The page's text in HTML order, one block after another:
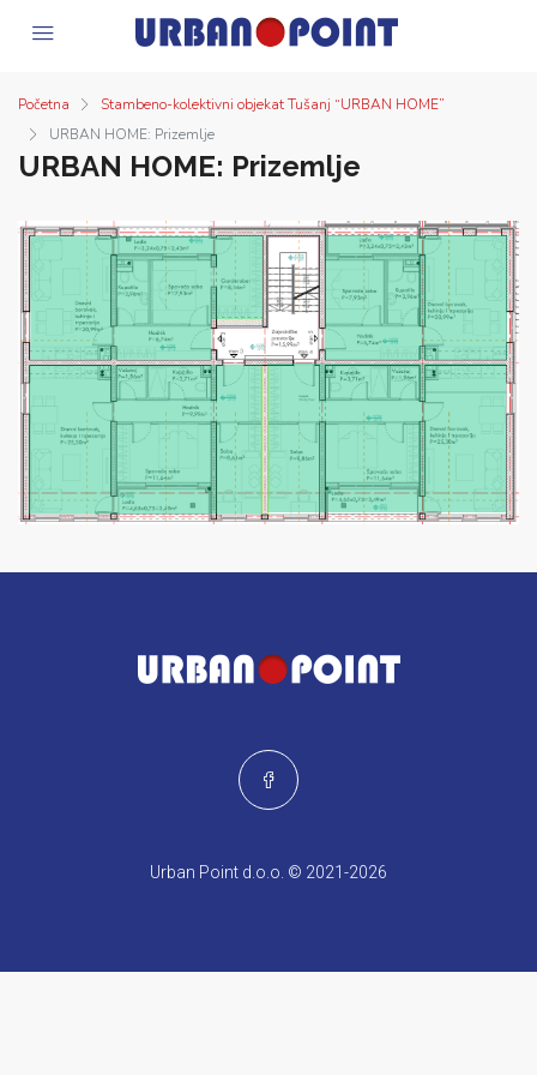
Početna
Stambeno-kolektivni objekat Tušanj “URBAN HOME”
URBAN HOME: Prizemlje
URBAN HOME: Prizemlje
Urban Point d.o.o. © 2021-2026